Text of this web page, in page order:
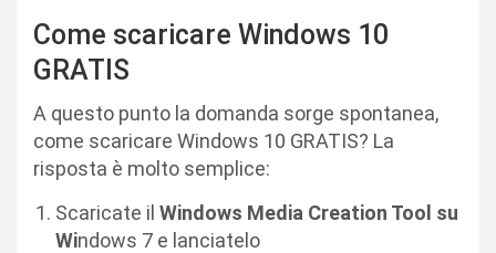
Come scaricare Windows 10
GRATIS
A questo punto la domanda sorge spontanea,
come scaricare Windows 10 GRATIS? La
risposta è molto semplice:
Scaricate il Windows Media Creation Tool su
Windows 7 e lanciatelo